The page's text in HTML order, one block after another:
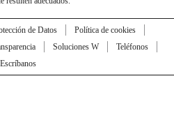
de Datos
Política de cookies
Soluciones W
Teléfonos
Escríbanos